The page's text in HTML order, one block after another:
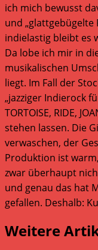
ich mich bewusst
und „glattgebügelte
indielastig bleibt es
Da lobe ich mir in
musikalischen
liegt. Im Fall der
„jazziger Indierock
TORTOISE, RIDE,
stehen lassen. Die
verwaschen, der
Produktion ist
zwar überhaupt
und genau das hat
gefallen. Deshalb:
Weitere